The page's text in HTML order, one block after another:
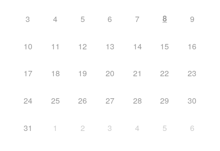
3 4 5 6 7 8 9
10 11 12 13 14 15 16
17 18 19 20 21 22 23
24 25 26 27 28 29 30
31 1 2 3 4 5 6